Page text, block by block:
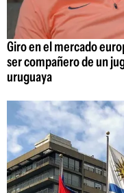
Giro en el mercado
ser compañero de un
uruguaya